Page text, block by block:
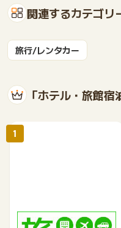
関連するカテゴリ
旅行/レンタカー
「ホテル・旅館
楽天トラベル
1